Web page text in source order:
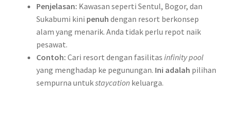
Penjelasan: Kawasan seperti Sentul, Bogor, dan
Sukabumi kini penuh dengan resort berkonsep
alam yang menarik. Anda tidak perlu repot naik
pesawat.
Contoh: Cari resort dengan fasilitas infinity poolD
E
yang menghadap ke pegunungan. Ini adalah pilihan
sempurna untukstaycationkeluarga.